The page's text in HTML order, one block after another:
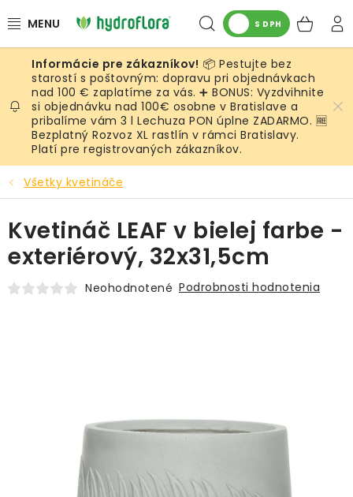
na
Hľadať
S DPH
RASTLINY
UMELÉ RASTLINY
KVETINÁČE
SUBSTRÁTY A PRÍSLUŠENSTVO
SERVIS INTERIÉROVEJ ZELENE
INTERIÉROVÉ DEKORÁCIE
📦 Pestujte bez
starostí s poštovným: dopravu pri objednávkach
nad 100 € zaplatíme za vás. ➕ BONUS: Vyzdvihnite
si objednávku nad 100€ osobne v Bratislave a
pribalíme vám 3 l Lechuza PON úplne ZADARMO. 🆓
Bezplatný Rozvoz XL rastlín v rámci Bratislavy.
Platí pre registrovaných zákazníkov.
Všetky kvetináče
Kvetináč LEAF v bielej farbe -
exteriérový, 32x31,5cm
Neohodnotené Podrobnosti hodnotenia